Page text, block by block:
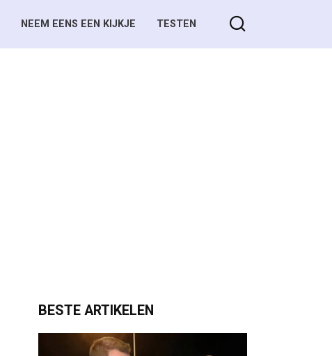
NEEM EENS EEN KIJKJE TESTEN
BESTE ARTIKELEN